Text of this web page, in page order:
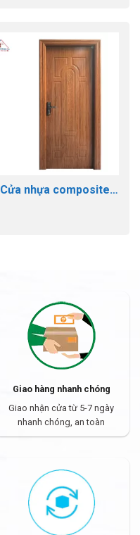
Cửa nhựa composite
Giao hàng nhanh chóng
Giao nhận cửa từ 5-7 ngày
nhanh chóng, an toàn